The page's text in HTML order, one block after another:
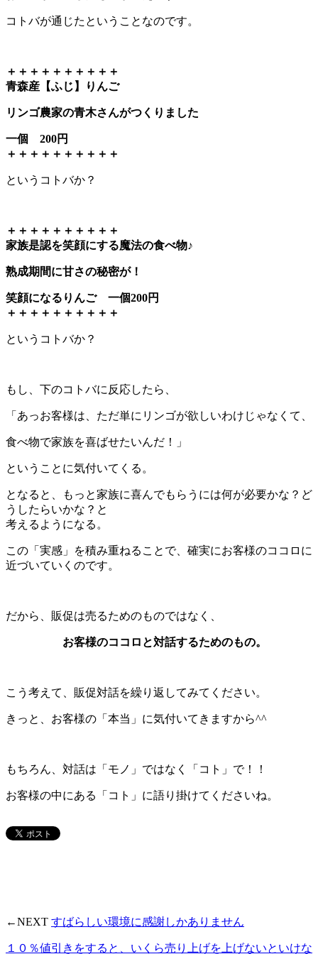
コトバが通じたということなのです。
＋＋＋＋＋＋＋＋＋＋
青森産【ふじ】りんご
リンゴ農家の青木さんがつくりました
一個 200円
＋＋＋＋＋＋＋＋＋＋
というコトバか？
＋＋＋＋＋＋＋＋＋＋
家族是認を笑顔にする魔法の食べ物♪
熟成期間に甘さの秘密が！
笑顔になるりんご 一個200円
＋＋＋＋＋＋＋＋＋＋
というコトバか？
もし、下のコトバに反応したら、
「あっお客様は、ただ単にリンゴが欲しいわけじゃなくて、
食べ物で家族を喜ばせたいんだ！」
ということに気付いてくる。
となると、もっと家族に喜んでもらうには何が必要かな？ど
うしたらいかな？と
考えるようになる。
この「実感」を積み重ねることで、確実にお客様のココロに
近づいていくのです。
だから、販促は売るためのものではなく、
お客様のココロと対話するためのもの。
こう考えて、販促対話を繰り返してみてください。
きっと、お客様の「本当」に気付いてきますから^^
もちろん、対話は「モノ」ではなく「コト」で！！
お客様の中にある「コト」に語り掛けてくださいね。
←NEXT すばらしい環境に感謝しかありません
１０％値引きをすると、いくら売り上げを上げないといけな